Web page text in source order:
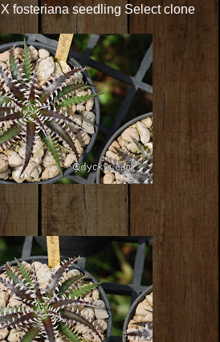
fosteriana seedling Select clone